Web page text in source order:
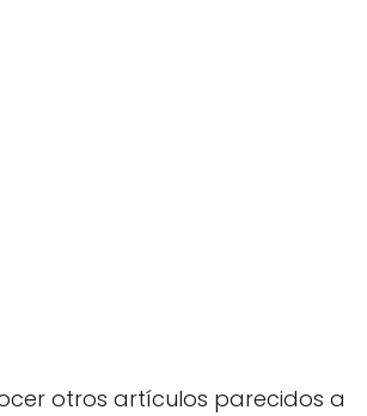
otros artículos parecidos a